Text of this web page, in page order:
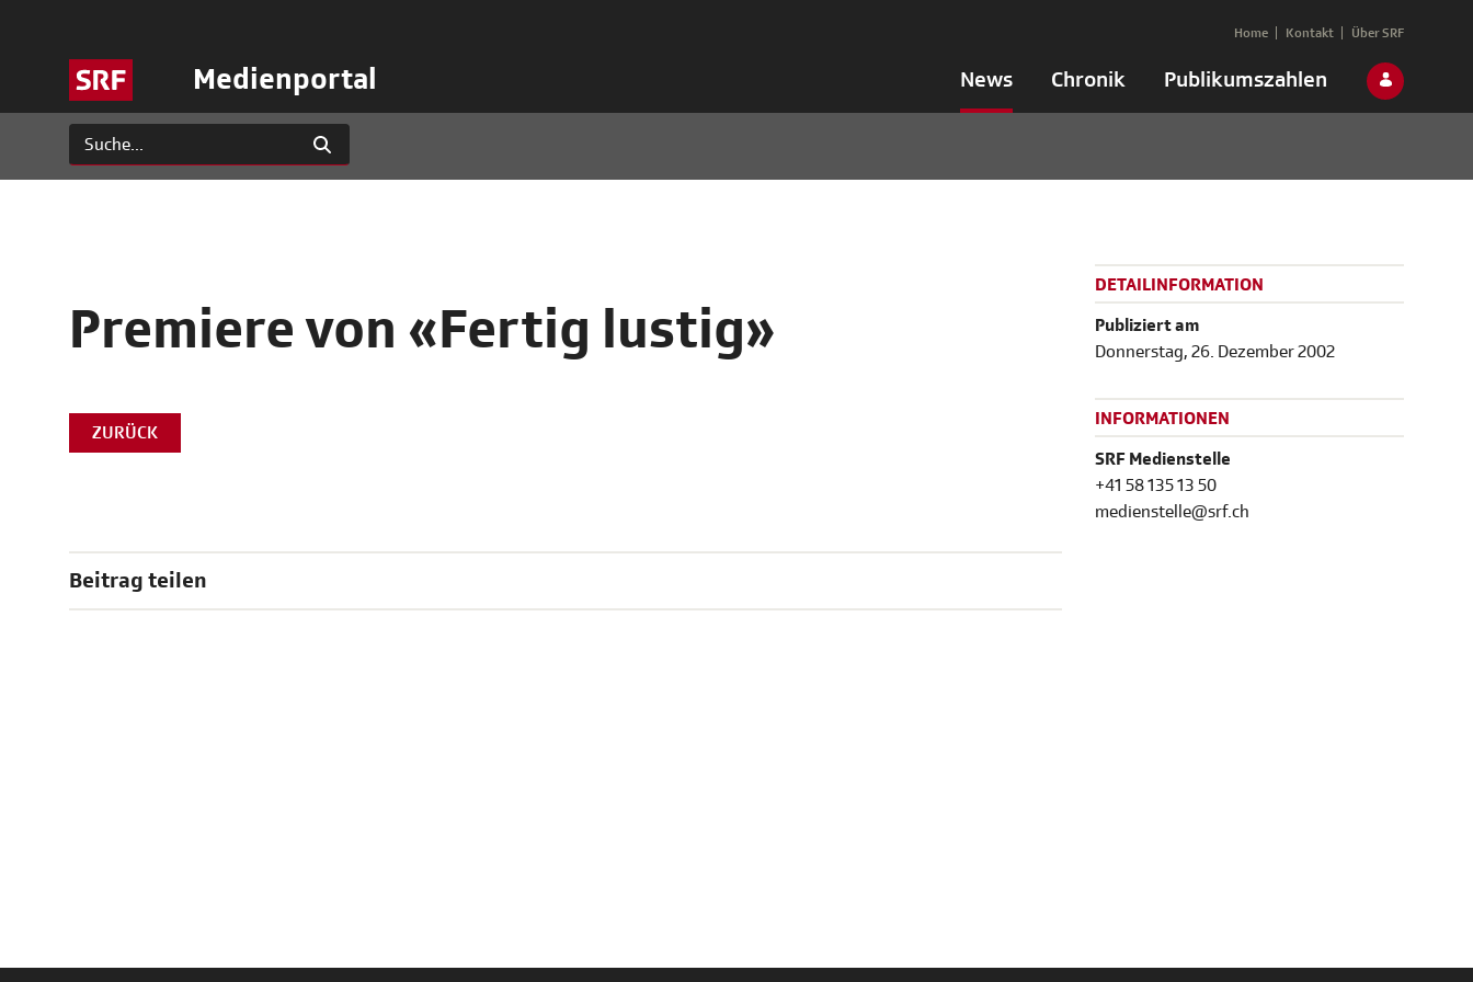
Medienportal News Chronik Publikumszahlen
Home Kontakt Über SRF
Premiere von «Fertig lustig»
ZURÜCK
Beitrag teilen
DETAILINFORMATION
Publiziert am
Donnerstag, 26. Dezember 2002
INFORMATIONEN
SRF Medienstelle
+41 58 135 13 50
medienstelle@srf.ch